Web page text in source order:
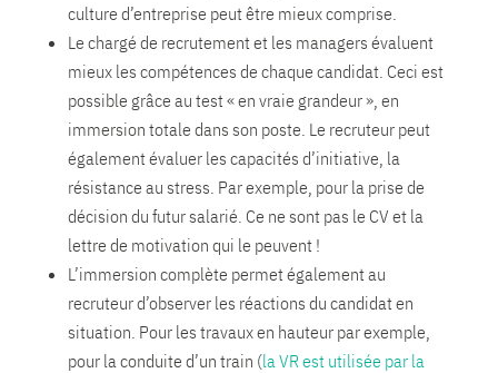
culture d’entreprise peut être mieux comprise.
Le chargé de recrutement et les managers évaluent
mieux les compétences de chaque candidat. Ceci est
possible grâce au test « en vraie grandeur », en
immersion totale dans son poste. Le recruteur peut
également évaluer les capacités d’initiative, la
résistance au stress. Par exemple, pour la prise de
décision du futur salarié. Ce ne sont pas le CV et la
lettre de motivation qui le peuvent !
L’immersion complète permet également au
recruteur d’observer les réactions du candidat en
situation. Pour les travaux en hauteur par exemple,
pour la conduite d’un train (la VR est utilisée par la